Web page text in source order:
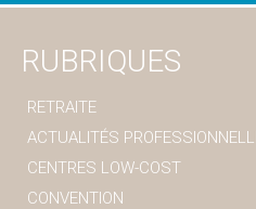
RUBRIQUES
RETRAITE
ACTUALITÉS
CENTRES LOW-COST
CONVENTION